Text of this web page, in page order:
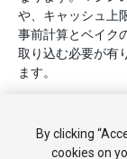
や、キャッシュ上
事前計算とベイク
取り込む必要が有
ます。
By clicking
cookies on